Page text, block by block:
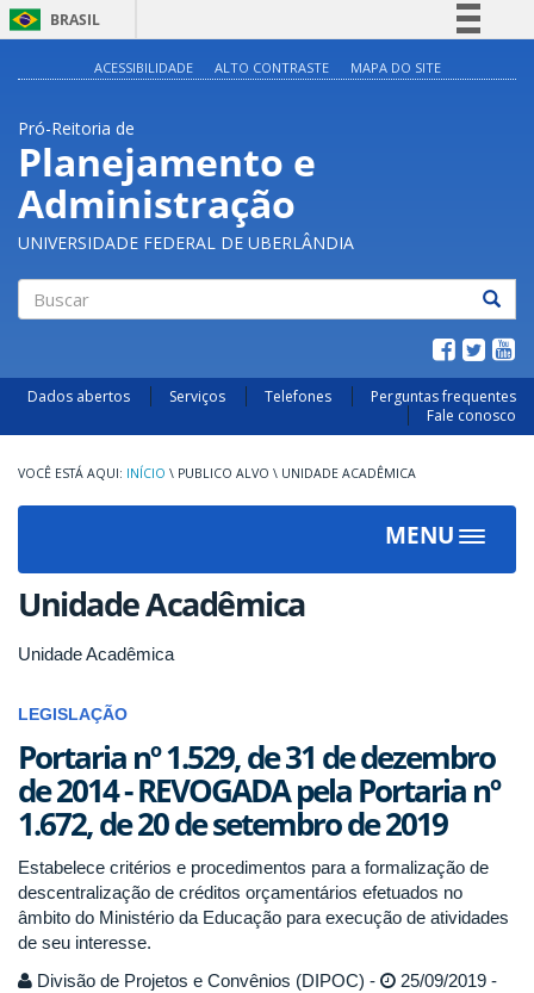
BRASIL
Acesso à informação
ACESSIBILIDADE ALTO CONTRASTE MAPA DO SITE
Pró-Reitoria de
Planejamento e
Administração
UNIVERSIDADE FEDERAL DE UBERLÂNDIA
Dados abertos Serviços Telefones
Perguntas frequentes
Fale conosco
INÍCIO \ PUBLICO ALVO \ UNIDADE ACADÊMICA
MENU
Toggle
Unidade Acadêmica
Unidade Acadêmica
LEGISLAÇÃO
Portaria nº 1.529, de 31 de dezembro
de 2014 - REVOGADA pela Portaria nº
1.672, de 20 de setembro de 2019
Estabelece critérios e procedimentos para a formalização de
descentralização de créditos orçamentários efetuados no
âmbito do Ministério da Educação para execução de atividades
de seu interesse.
Divisão de Projetos e Convênios (DIPOC) -
25/09/2019 -